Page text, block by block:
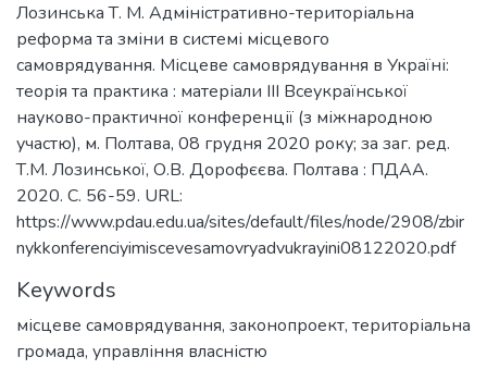
Лозинська Т. М. Адміністративно-територіальна
реформа та зміни в системі місцевого
самоврядування. Місцеве самоврядування в Україні:
теорія та практика : матеріали ІІІ Всеукраїнської
науково-практичної конференції (з міжнародною
участю), м. Полтава, 08 грудня 2020 року; за заг. ред.
Т.М. Лозинської, О.В. Дорофєєва. Полтава : ПДАА.
2020. С. 56-59. URL:
https://www.pdau.edu.ua/sites/default/files/node/2908/zbir
nykkonferenciyimiscevesamovryadvukrayini08122020.pdf
Keywords
місцеве самоврядування, законопроект, територіальна
громада, управління власністю